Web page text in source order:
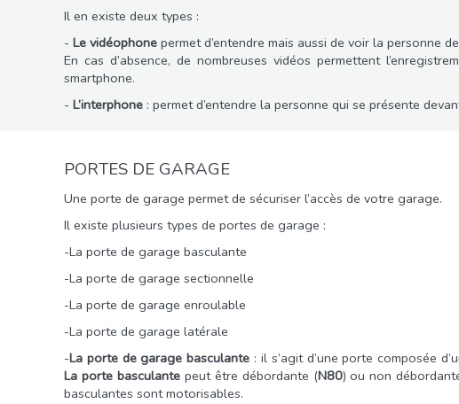
Il en existe deux types :
- Le vidéophone permet d’entendre mais aussi de voir la personne
En cas d’absence, de nombreuses vidéos permettent
smartphone.
- L’interphone : permet d’entendre la personne qui se présente
PORTES DE GARAGE
Une porte de garage permet de sécuriser l’accès de votre garage.
Il existe plusieurs types de portes de garage :
-La porte de garage basculante
-La porte de garage sectionnelle
-La porte de garage enroulable
-La porte de garage latérale
-La porte de garage basculante : il s’agit d’une porte composée
La porte basculantepeut être débordante (N80) ou non
basculantes sont motorisables.